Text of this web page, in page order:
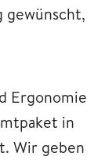
gewünscht,
Ergonomie
in
Wir geben